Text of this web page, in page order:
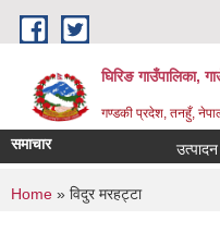
Skip to main content
घिरिङ गाउँपालिका,
गण्डकी प्रदेश, तनहुँ,
समाचार उत्पादन
You are here
Home » विदुर मरहट्टा